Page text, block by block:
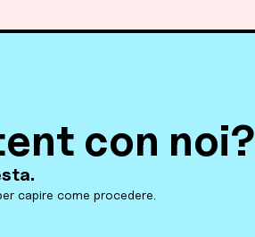
con noi?
capire come procedere.